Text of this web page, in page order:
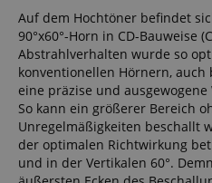
Auf dem Hochtöner befindet
90°x60°-Horn in CD-Bauweise
Abstrahlverhalten wurde so
konventionellen Hörnern, auch
eine präzise und
So kann ein größerer Bereich
Unregelmäßigkeiten beschallt
der optimalen Richtwirkung
und in der Vertikalen 60°.